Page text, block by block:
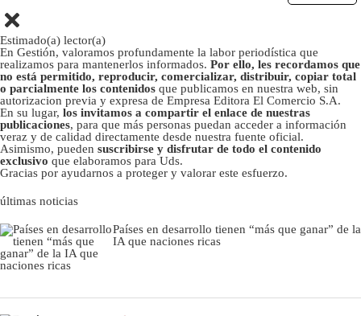
Estimado(a) lector(a)
En Gestión, valoramos profundamente la labor periodística que
realizamos para mantenerlos informados. Por ello, les recordamos que
no está permitido, reproducir, comercializar, distribuir, copiar total
o parcialmente los contenidos que publicamos en nuestra web, sin
autorizacion previa y expresa de Empresa Editora El Comercio S.A.
En su lugar, los invitamos a compartir el enlace de nuestras
publicaciones, para que más personas puedan acceder a información
veraz y de calidad directamente desde nuestra fuente oficial.
Asimismo, pueden suscribirse y disfrutar de todo el contenido
exclusivo que elaboramos para Uds.
Gracias por ayudarnos a proteger y valorar este esfuerzo.
últimas noticias
Países en desarrollo tienen “más que ganar” de la
IA que naciones ricas